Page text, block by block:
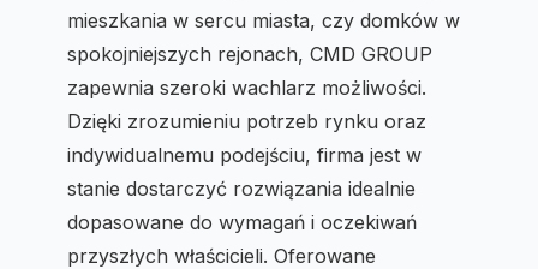
mieszkania w sercu miasta, czy domków w
spokojniejszych rejonach, CMD GROUP
zapewnia szeroki wachlarz możliwości.
Dzięki zrozumieniu potrzeb rynku oraz
indywidualnemu podejściu, firma jest w
stanie dostarczyć rozwiązania idealnie
dopasowane do wymagań i oczekiwań
przyszłych właścicieli. Oferowane